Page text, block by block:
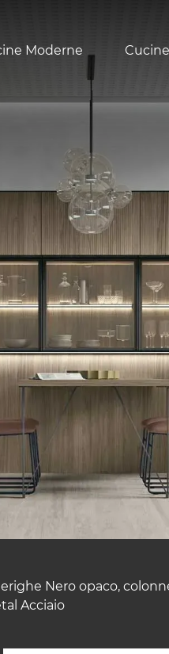
Moderne
Nero opaco,
Acciaio